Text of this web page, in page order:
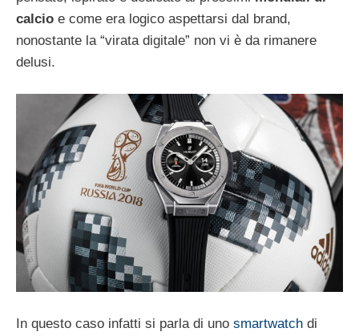
calcio e come era logico aspettarsi dal brand,
nonostante la “virata digitale” non vi è da rimanere
delusi.
In questo caso infatti si parla di uno smartwatch di